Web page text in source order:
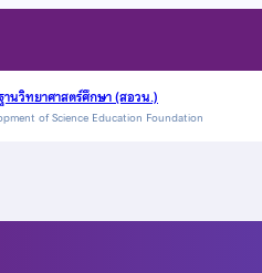
นวิทยาศาสตร์ศึกษา (สอวน.)
of Science Education Foundation